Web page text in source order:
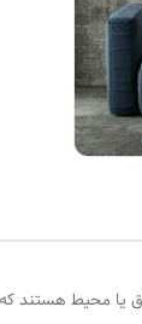
یا محیط هستند